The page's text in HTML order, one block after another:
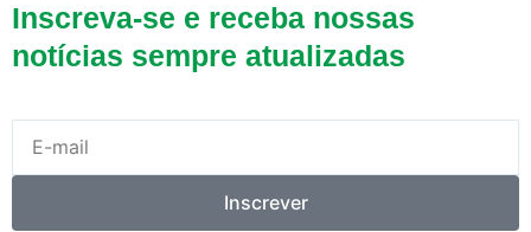
Inscreva-se e receba nossas
notícias sempre atualizadas
mail
Inscrever